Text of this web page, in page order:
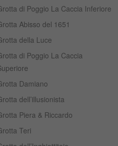
di Poggio La Caccia Inferiore
Abisso del 1651
della Luce
di Poggio La Caccia
Damiano
dell’illusionista
Piera & Riccardo
Teri